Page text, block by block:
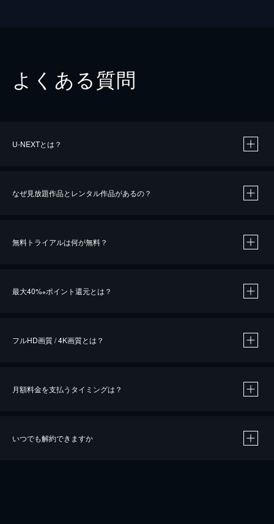
よくある質問
U-NEXTとは？
なぜ見放題作品とレンタル作品があるの？
無料トライアルは何が無料？
最大40%※ポイント還元とは？
※40％ポイント還元の対象は、クレジットカード決済による作品の購入 / レンタルです。
iOSアプリのUコイン決済による作品の購入 / レンタルは、20％のポイント還元です。
フルHD画質 / 4K画質とは？
月額料金を支払うタイミングは？
いつでも解約できますか